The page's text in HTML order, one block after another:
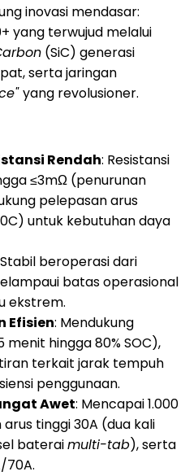
inovasi mendasar:
yang terwujud melalui
(SiC) generasi
serta jaringan
yang revolusioner.
Rendah: Resistansi
≤3mΩ (penurunan
pelepasan arus
untuk kebutuhan daya
Stabil beroperasi dari
batas operasional
ekstrem.
Efisien: Mendukung
menit hingga 80% SOC),
terkait jarak tempuh
penggunaan.
Awet: Mencapai 1.000
tinggi 30A (dua kali
bateraimulti-tab), serta
70A.